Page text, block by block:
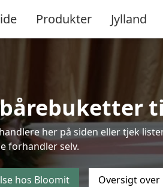
Produkter Jylland
her på siden eller tjek
forhandler selv.
hos Bloomit Oversigt